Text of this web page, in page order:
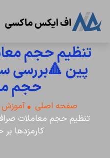
تنظیم حجم
پین 🔺بررسی
حجم
صفحه اصلی
آموزش
تنظیم حجم معاملات
کارمزدها